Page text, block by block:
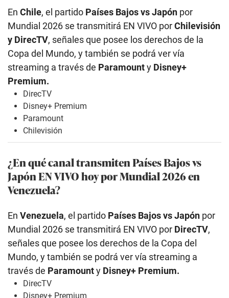
En Chile, el partido Países Bajos vs Japón por
Mundial 2026 se transmitirá EN VIVO porChilevisión
y DirecTV, señales que posee los derechos de la
Copa del Mundo, y también se podrá ver vía
streaming a través de Paramounty Disney+
Premium.
DirecTV
Disney+ Premium
Paramount
Chilevisión
¿En qué canal transmiten Países Bajos vs
Japón EN VIVO hoy por Mundial 2026 en
Venezuela?
En Venezuela, el partido Países Bajos vs Japón por
Mundial 2026 se transmitirá EN VIVO por DirecTV,
señales que posee los derechos de la Copa del
Mundo, y también se podrá ver vía streaming a
través de Paramounty Disney+ Premium.
DirecTV
Disney+ Premium